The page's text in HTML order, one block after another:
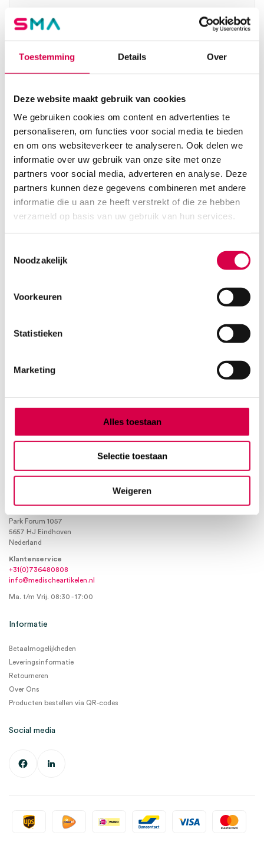
Toestemming Details Over
Deze website maakt gebruik van cookies
We gebruiken cookies om content en advertenties te
personaliseren, om functies voor social media te bieden
en om ons websiteverkeer te analyseren. Ook delen we
informatie over uw gebruik van onze site met onze
partners voor social media, adverteren en analyse. Deze
partners kunnen deze gegevens combineren met andere
informatie die u aan ze heeft verstrekt of die ze hebben
verzameld op basis van uw gebruik van hun services.
Noodzakelijk
Voorkeuren
Statistieken
Marketing
Alles toestaan
Selectie toestaan
Weigeren
Baktolin Pure waslotion, 500ml, pH neutraal (1)
1 stuk, onsteriel, pH neutraal
3.74
4.53incl. BTW
Instrumentarium
Tape
Verbandmiddelen
KVKnummer: 73580791
Park Forum 1057
5657 HJ Eindhoven
Nederland
Klantenservice
+31(0)736480808
info@medischeartikelen.nl
Ma. t/m Vrij. 08:30 - 17:00
Informatie
Betaalmogelijkheden
Leveringsinformatie
Retourneren
Over Ons
Producten bestellen via QR-codes
Social media